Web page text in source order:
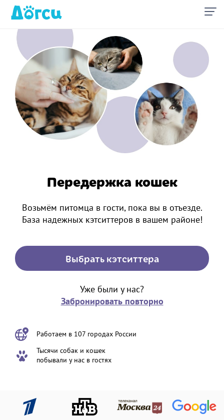
Передержка кошек
Возьмём питомца в гости, пока вы в отъезде.
База надежных кэтситтеров в вашем районе!
Выбрать кэтситтера
Уже были у нас?
Забронировать повторно
Работаем в 107 городах России
Тысячи собак и кошек
побывали у нас в гостях